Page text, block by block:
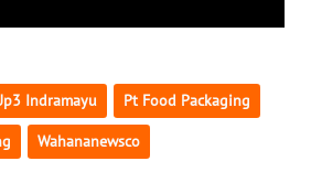
Indramayu Pt Food Packaging
Wahananewsco